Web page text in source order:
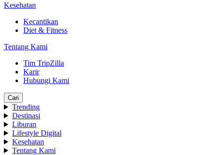
Kesehatan
Kecantikan
Diet & Fitness
Tentang Kami
Tim TripZilla
Karir
Hubungi Kami
Cari
Trending
Destinasi
Liburan
Lifestyle Digital
Kesehatan
Tentang Kami